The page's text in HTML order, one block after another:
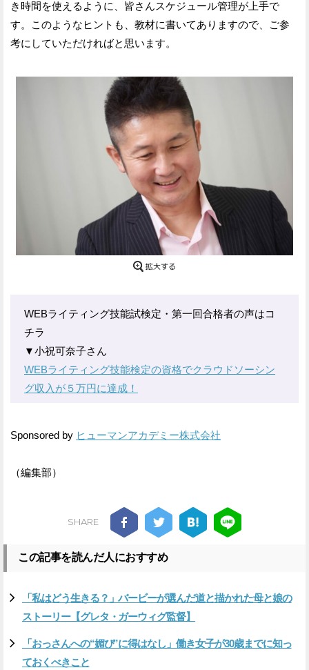
き時間を使えるように、皆さんスケジュール管理が上手で
す。このようなヒントも、教材に書いてありますので、ご参
考にしていただければと思います。
WEBライティング技能試検定・第一回合格者の声はコ
チラ
▼小祝可奈子さん
WEBライティング技能検定の資格でクラウドソーシン
グ収入が５万円に達成！
Sponsored by ヒューマンアカデミー株式会社
（編集部）
SHARE
この記事を読んだ人におすすめ
「私はどう生きる？」バービーが選んだ道と描かれた母と娘の
ストーリー【グレタ・ガーウィグ監督】
「おっさんへの“媚び”に得はなし」働き女子が30歳までに知っ
ておくべきこと